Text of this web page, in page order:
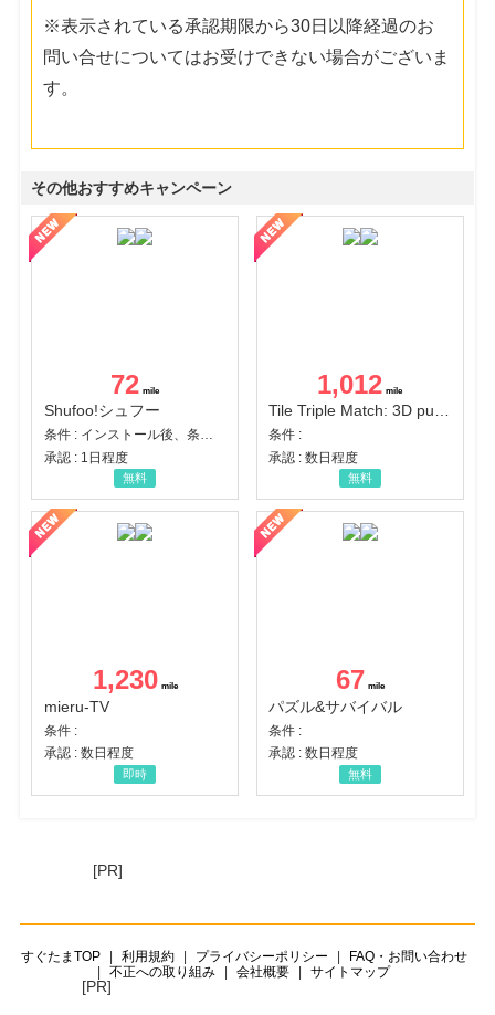
※表示されている承認期限から30日以降経過のお
問い合せについてはお受けできない場合がございま
す。
その他おすすめキャンペーン
72
Shufoo!シュフー
条件 : インストール後、条件達成
承認 : 1日程度
無料
1,012
Tile Triple Match: 3D puzzle
条件 :
承認 : 数日程度
無料
1,230
mieru-TV
条件 :
承認 : 数日程度
即時
67
パズル&サバイバル
条件 :
承認 : 数日程度
無料
[PR]
すぐたまTOP 利用規約 プライバシーポリシー
FAQ・お問い合わせ
不正への取り組み
会社概要 サイトマップ
[PR]